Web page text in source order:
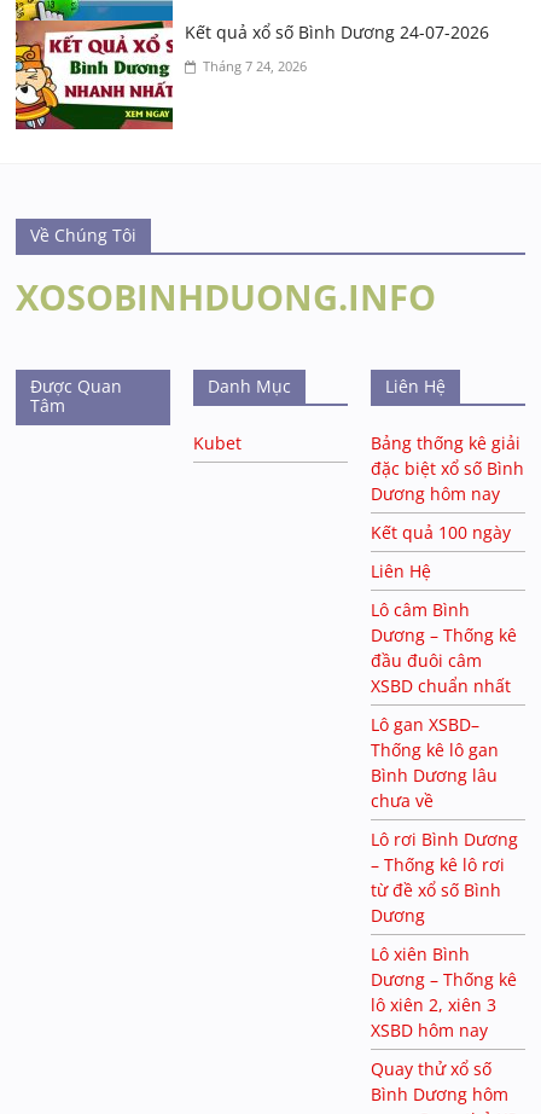
Kết quả xổ số Bình Dương 24-07-2026
Tháng 7 24, 2026
Về Chúng Tôi
XOSOBINHDUONG.INFO
Được Quan
Tâm
Danh Mục
Kubet
Liên Hệ
Bảng thống kê giải
đặc biệt xổ số Bình
Dương hôm nay
Kết quả 100 ngày
Liên Hệ
Lô câm Bình
Dương – Thống kê
đầu đuôi câm
XSBD chuẩn nhất
Lô gan XSBD–
Thống kê lô gan
Bình Dương lâu
chưa về
Lô rơi Bình Dương
– Thống kê lô rơi
từ đề xổ số Bình
Dương
Lô xiên Bình
Dương – Thống kê
lô xiên 2, xiên 3
XSBD hôm nay
Quay thử xổ số
Bình Dương hôm